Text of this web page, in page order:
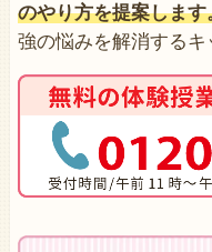
のやり方を提案します
強の悩みを解消するキ